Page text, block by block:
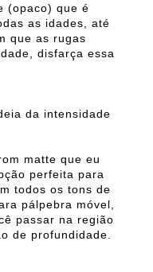
(opaco) que é
as idades, até
que as rugas
disfarça essa
da intensidade
matte que eu
perfeita para
todos os tons de
pálpebra móvel,
passar na região
de profundidade.